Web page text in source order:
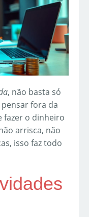
, não basta só
fora da
fazer o dinheiro
arrisca, não
isso faz todo